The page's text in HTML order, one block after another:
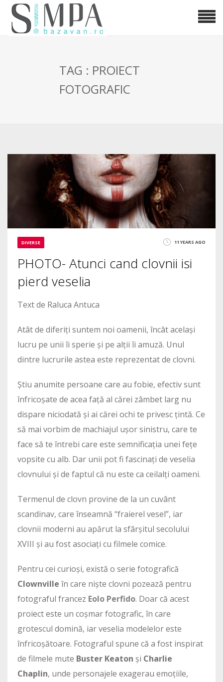
TAG : PROIECT
FOTOGRAFIC
DIVERSE 11 YEARS AGO
PHOTO- Atunci cand clovnii isi
pierd veselia
Text de Raluca Antuca
Atât de diferiți suntem noi oamenii, încât același
lucru pe unii îi sperie și pe alții îi amuză. Unul
dintre lucrurile astea este reprezentat de clovni.
Știu anumite persoane care au fobie, efectiv sunt
înfricoșate de acea față al cărei zâmbet larg nu
dispare niciodată și ai cărei ochi te privesc țintă. Ce
să mai vorbim de machiajul ușor sinistru, care te
face să te întrebi care este semnificația unei fețe
vopsite cu alb. Dar unii pot fi fascinați de veselia
clovnului și de faptul că nu este ca ceilalți oameni.
Termenul de clovn provine de la un cuvânt
scandinav, care înseamnă “fraierel vesel”, iar
clovnii moderni au apărut la sfârșitul secolului
XVIII și au fost asociați cu filmele comice.
Pentru cei curioși, există o serie fotografică
Clownville în care niște clovni pozează pentru
fotograful francez Eolo Perfido. Doar că acest
proiect este un coșmar fotografic, în care
grotescul domină, iar veselia modelelor este
înfricoșătoare. Fotograful spune că a fost inspirat
de filmele mute Buster Keaton și Charlie
Chaplin, unde personajele exagerau emoțiile,